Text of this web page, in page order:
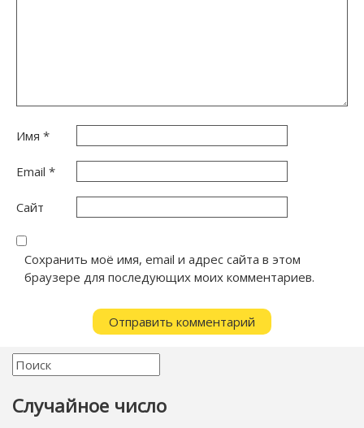
Имя *
Email *
Сайт
Сохранить моё имя, email и адрес сайта в этом
браузере для последующих моих комментариев.
Случайное число